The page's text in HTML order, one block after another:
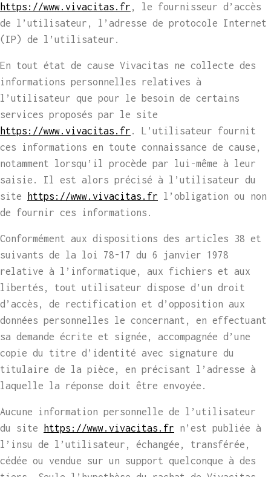
https://www.vivacitas.fr , le fournisseur d’accès
de l’utilisateur, l’adresse de protocole Internet
(IP) de l’utilisateur.
En tout état de cause Vivacitas ne collecte des
informations personnelles relatives à
l’utilisateur que pour le besoin de certains
services proposés par le site
https://www.vivacitas.fr . L’utilisateur fournit
ces informations en toute connaissance de cause,
notamment lorsqu’il procède par lui-même à leur
saisie. Il est alors précisé à l’utilisateur du
site
https://www.vivacitas.fr l’obligation ou non
de fournir ces informations.
Conformément aux dispositions des articles 38 et
suivants de la loi 78-17 du 6 janvier 1978
relative à l’informatique, aux fichiers et aux
libertés, tout utilisateur dispose d’un droit
d’accès, de rectification et d’opposition aux
données personnelles le concernant, en effectuant
sa demande écrite et signée, accompagnée d’une
copie du titre d’identité avec signature du
titulaire de la pièce, en précisant l’adresse à
laquelle la réponse doit être envoyée.
Aucune information personnelle de l’utilisateur
du site
https://www.vivacitas.fr n’est publiée à
l’insu de l’utilisateur, échangée, transférée,
cédée ou vendue sur un support quelconque à des